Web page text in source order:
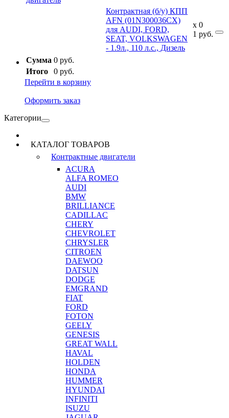
Контрактная (б/у) КПП
AFN (01N300036CX)
для AUDI, FORD,
SEAT, VOLKSWAGEN
- 1.9л., 110 л.с., Дизель
x
1
0
руб.
Сумма 0 руб.
Итого
0 руб.
Перейти в корзину
Оформить заказ
Категории
КАТАЛОГ ТОВАРОВ
Контрактные двигатели
ACURA
ALFA ROMEO
AUDI
BMW
BRILLIANCE
CADILLAC
CHERY
CHEVROLET
CHRYSLER
CITROEN
DAEWOO
DATSUN
DODGE
EMGRAND
FIAT
FORD
FOTON
GEELY
GENESIS
GREAT WALL
HAVAL
HOLDEN
HONDA
HUMMER
HYUNDAI
INFINITI
ISUZU